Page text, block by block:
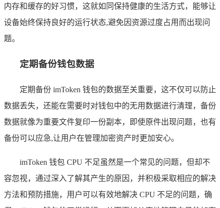
内存和缓存的好习惯，这就如同保持健康的生活方式，能够让
设备始终保持良好的运行状态,避免因资源过度占用而出现问
题。
定期备份钱包数据
定期备份 imToken 钱包的数据至关重要，这不仅可以防止
数据丢失，还能在需要时对钱包中的无用数据进行清理，备份
数据就像为重要文件复印一份副本，即使原件出现问题，也有
备份可以应急,让用户在管理加密资产时更加安心。
imToken 钱包 CPU 不足虽然是一个常见的问题，但却不
容忽视，通过深入了解其产生的原因，并积极采取相应的解决
方法和预防措施，用户可以有效地解决 CPU 不足的问题，确